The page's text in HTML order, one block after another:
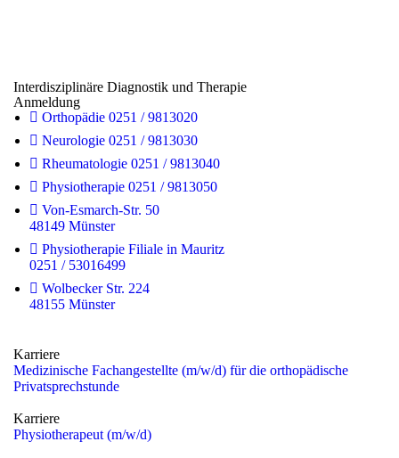
Interdisziplinäre Diagnostik und Therapie
Anmeldung
Orthopädie 0251 / 9813020
Neurologie 0251 / 9813030
Rheumatologie 0251 / 9813040
Physiotherapie 0251 / 9813050
Von-Esmarch-Str. 50
48149 Münster
Physiotherapie Filiale in Mauritz
0251 / 53016499
Wolbecker Str. 224
48155 Münster
Karriere
Medizinische Fachangestellte (m/w/d) für die orthopädische
Privatsprechstunde
Karriere
Physiotherapeut (m/w/d)